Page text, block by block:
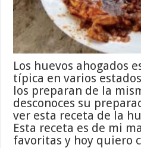
Los huevos ahogados
típica en varios
los preparan de la
desconoces su
ver esta receta de la
Esta receta es de mi
favoritas y hoy quiero